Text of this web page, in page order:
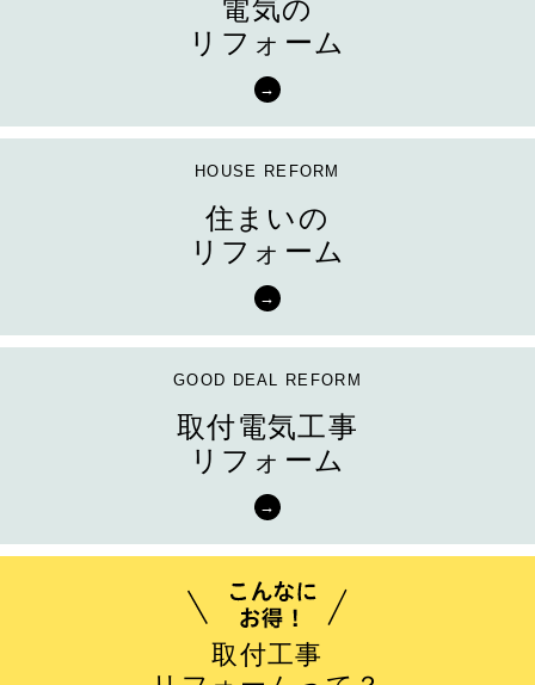
電気の
リフォーム
住まいの
リフォーム
取付電気工事
リフォーム
取付工事